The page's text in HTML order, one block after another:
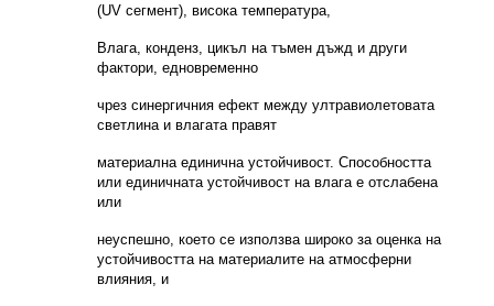
(UV сегмент), висока температура,
Влага, конденз, цикъл на тъмен дъжд и други
фактори, едновременно
чрез синергичния ефект между ултравиолетовата
светлина и влагата правят
материална единична устойчивост. Способността
или единичната устойчивост на влага е отслабена
или
неуспешно, което се използва широко за оценка на
устойчивостта на материалите на атмосферни
влияния, и